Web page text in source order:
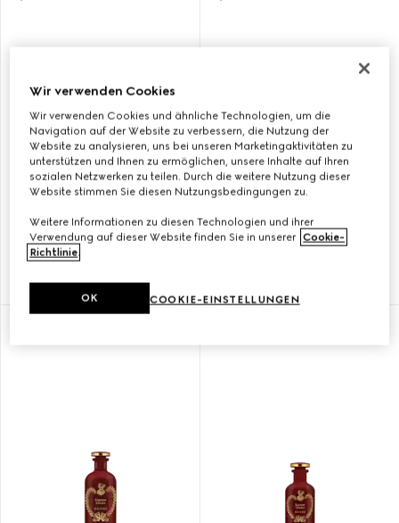
YLANG AMBRATO, 100 ML,
EAU DE PARFUM
€ 345
YLANG AMBRATO, 50 ML, EAU
DE PARFUM
Wir verwenden Cookies
Wir verwenden Cookies und ähnliche Technologien, um die
Navigation auf der Website zu verbessern, die Nutzung der
Website zu analysieren, uns bei unseren Marketingaktivitäten zu
unterstützen und Ihnen zu ermöglichen, unsere Inhalte auf Ihren
sozialen Netzwerken zu teilen. Durch die weitere Nutzung dieser
Website stimmen Sie diesen Nutzungsbedingungen zu.
Weitere Informationen zu diesen Technologien und ihrer
Verwendung auf dieser Website finden Sie in unserer Cookie-
Richtlinie.
COOKIE-EINSTELLUNGEN
OK